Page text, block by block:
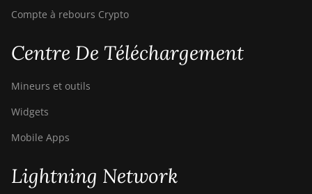
Compte à rebours Crypto
Centre De Téléchargement
Mineurs et outils
Widgets
Mobile Apps
Lightning Network